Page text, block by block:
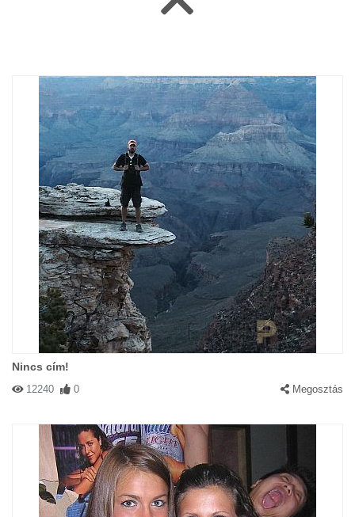
Nincs cím!
12240 0 Megosztás